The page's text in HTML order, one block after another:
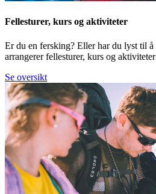
Fellesturer, kurs og aktiviteter
Er du en fersking? Eller har du lyst til
arrangerer fellesturer, kurs og
Se oversikt